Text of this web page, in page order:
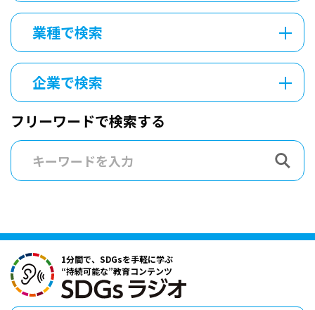
業種で検索
企業で検索
フリーワードで検索する
1分間で、SDGsを手軽に学ぶ
“持続可能な”教育コンテンツ